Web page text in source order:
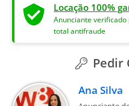
Locação 100%
Anunciante
total antifraude
Pedir
Ana Silva